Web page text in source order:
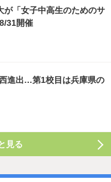
が「女子中高生のためのサ
31開催
進出…第1校目は兵庫県の
見る